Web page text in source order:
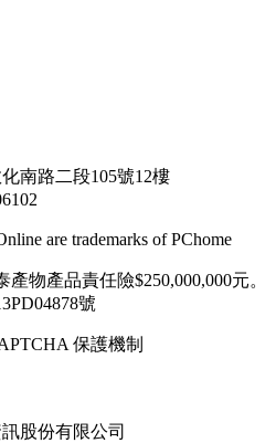
南路二段105號12樓
are trademarks of PChome
物產品責任險$250,000,000元。
號
保護機制
股份有限公司